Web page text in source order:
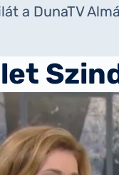
a DunaTV